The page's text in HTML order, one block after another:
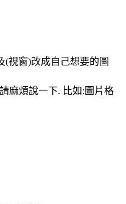
(視窗)改成自己想要的圖
麻煩說一下. 比如:圖片格